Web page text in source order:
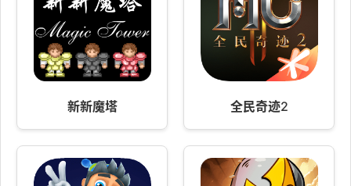
新新魔塔 全民奇迹2